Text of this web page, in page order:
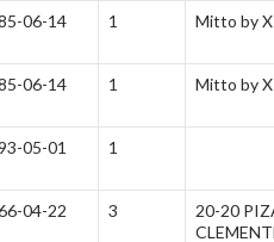
06-14 1 Mitto by
06-14 1 Mitto by
05-01 1
04-22 3
20-20